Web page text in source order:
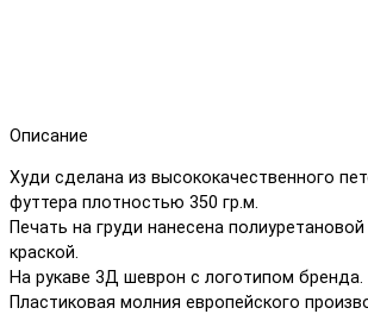
Описание
Худи сделана из высококачественного
футтера плотностью 350 гр.м.
Печать на груди нанесена
краской.
На рукаве 3Д шеврон с логотипом бренда.
Пластиковая молния европейского